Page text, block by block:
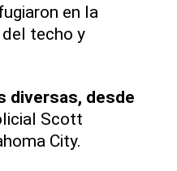
en la
techo y
diversas, desde
Scott
City.